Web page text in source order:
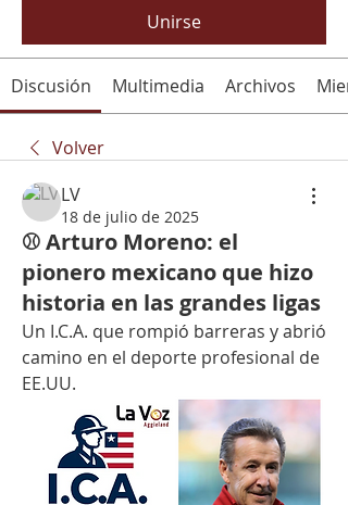
Unirse
Discusión Multimedia Archivos
Volver
LV
18 de julio de 2025
⚾ Arturo Moreno: el
pionero mexicano que hizo
historia en las grandes ligas
Un I.C.A. que rompió barreras y abrió
camino en el deporte profesional de
EE.UU.